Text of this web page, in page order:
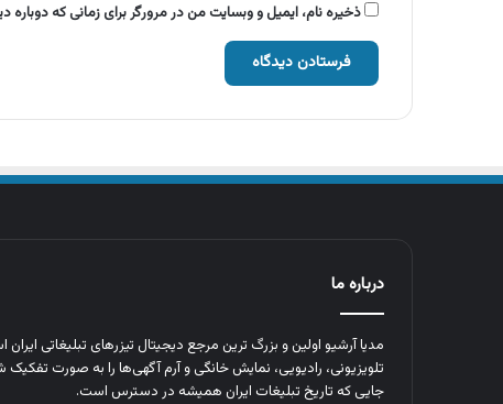
ذخیره نام، ایمیل و وبسایت من در مرورگر برای زمانی که
درباره ما
مدیا آرشیو اولین و بزرگ‌ ترین مرجع دیجیتال تیزرهای تبلیغاتی
تلویزیونی، رادیویی، نمایش خانگی و آرم‌ آگهی‌ها را به‌ صورت تفکیک‌
جایی که تاریخ تبلیغات ایران همیشه در دسترس است.